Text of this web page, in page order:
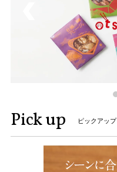
Pick up ピックアップ